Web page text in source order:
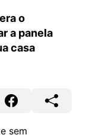
o
a panela
casa
sem